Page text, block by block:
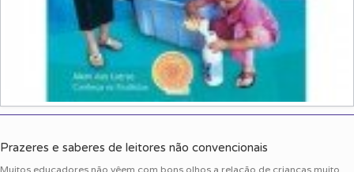
Prazeres e saberes de leitores não convencionais
Muitos educadores não vêem com bons olhos a relação de crianças muito